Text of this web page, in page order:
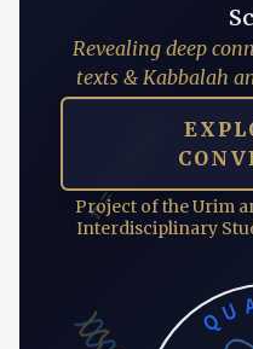
π = 3.14159...
Revealing deep
texts & Kabbalah
Project of the Urim
Interdisciplinary